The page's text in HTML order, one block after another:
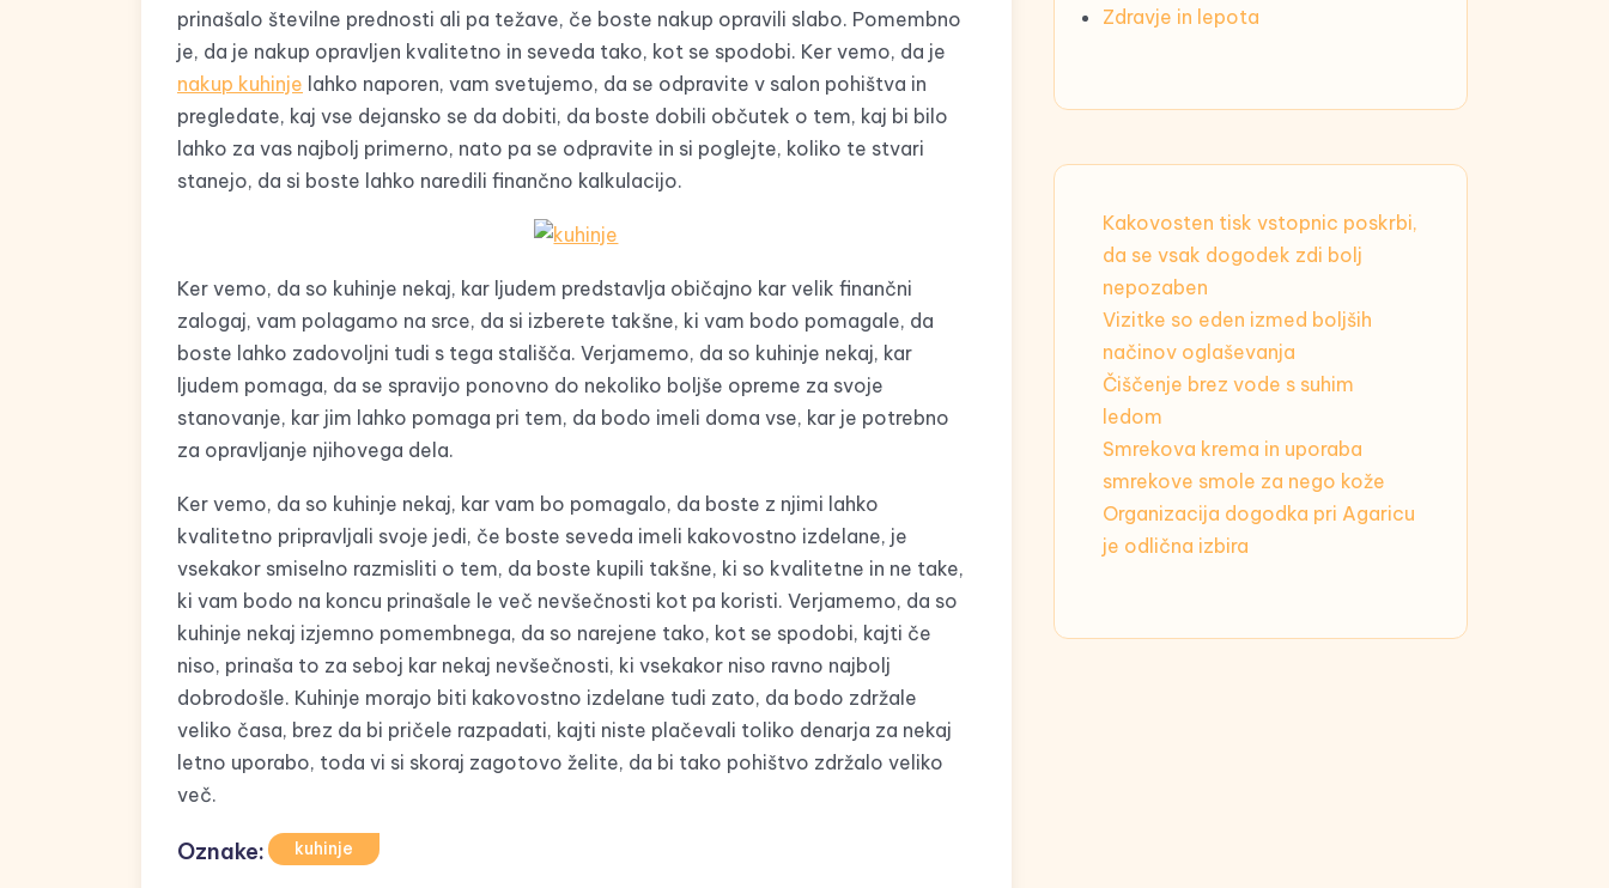
prinašalo številne prednosti ali pa težave, če boste nakup opravili slabo. Pomembno
je, da je nakup opravljen kvalitetno in seveda tako, kot se spodobi. Ker vemo, da je
nakup kuhinje lahko naporen, vam svetujemo, da se odpravite v salon pohištva in
pregledate, kaj vse dejansko se da dobiti, da boste dobili občutek o tem, kaj bi bilo
lahko za vas najbolj primerno, nato pa se odpravite in si poglejte, koliko te stvari
stanejo, da si boste lahko naredili finančno kalkulacijo.
Ker vemo, da so kuhinje nekaj, kar ljudem predstavlja običajno kar velik finančni
zalogaj, vam polagamo na srce, da si izberete takšne, ki vam bodo pomagale, da
boste lahko zadovoljni tudi s tega stališča. Verjamemo, da so kuhinje nekaj, kar
ljudem pomaga, da se spravijo ponovno do nekoliko boljše opreme za svoje
stanovanje, kar jim lahko pomaga pri tem, da bodo imeli doma vse, kar je potrebno
za opravljanje njihovega dela.
Ker vemo, da so kuhinje nekaj, kar vam bo pomagalo, da boste z njimi lahko
kvalitetno pripravljali svoje jedi, če boste seveda imeli kakovostno izdelane, je
vsekakor smiselno razmisliti o tem, da boste kupili takšne, ki so kvalitetne in ne take,
ki vam bodo na koncu prinašale le več nevšečnosti kot pa koristi. Verjamemo, da so
kuhinje nekaj izjemno pomembnega, da so narejene tako, kot se spodobi, kajti če
niso, prinaša to za seboj kar nekaj nevšečnosti, ki vsekakor niso ravno najbolj
dobrodošle. Kuhinje morajo biti kakovostno izdelane tudi zato, da bodo zdržale
veliko časa, brez da bi pričele razpadati, kajti niste plačevali toliko denarja za nekaj
letno uporabo, toda vi si skoraj zagotovo želite, da bi tako pohištvo zdržalo veliko
več.
Oznake: kuhinje
Zdravje in lepota
Kakovosten tisk vstopnic poskrbi,
da se vsak dogodek zdi bolj
nepozaben
Vizitke so eden izmed boljših
načinov oglaševanja
Čiščenje brez vode s suhim
ledom
Smrekova krema in uporaba
smrekove smole za nego kože
Organizacija dogodka pri Agaricu
je odlična izbira